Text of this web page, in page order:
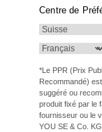
Centre de
*Le PPR (Prix
Recommandé)
suggéré ou
produit fixé par le
fournisseur ou le
YOU SE & Co.